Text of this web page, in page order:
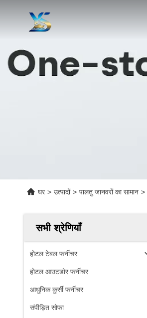
घर > उत्पादों > पालतु जानवरों का सामान >
सभी श्रेणियाँ
होटल टेबल फर्नीचर
होटल आउटडोर फर्नीचर
आधुनिक कुर्सी फर्नीचर
संपीड़ित सोफा